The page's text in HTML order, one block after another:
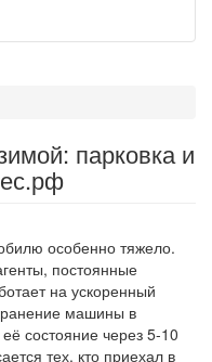
парковка и
особенно тяжело.
постоянные
на ускоренный
машины в
состояние через 5-10
тех, кто приехал в